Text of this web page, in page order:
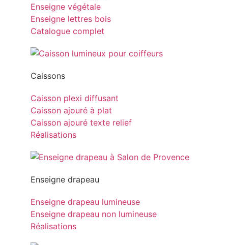
Enseigne végétale
Enseigne lettres bois
Catalogue complet
Caissons
Caisson plexi diffusant
Caisson ajouré à plat
Caisson ajouré texte relief
Réalisations
Enseigne drapeau
Enseigne drapeau lumineuse
Enseigne drapeau non lumineuse
Réalisations